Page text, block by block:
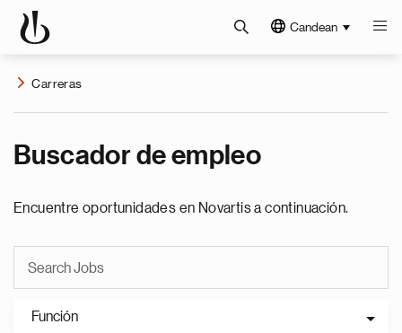
Candean
Carreras
Buscador de empleo
Encuentre oportunidades en Novartis a continuación.
Función